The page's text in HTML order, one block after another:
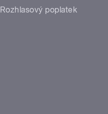
Rozhlasový poplatek